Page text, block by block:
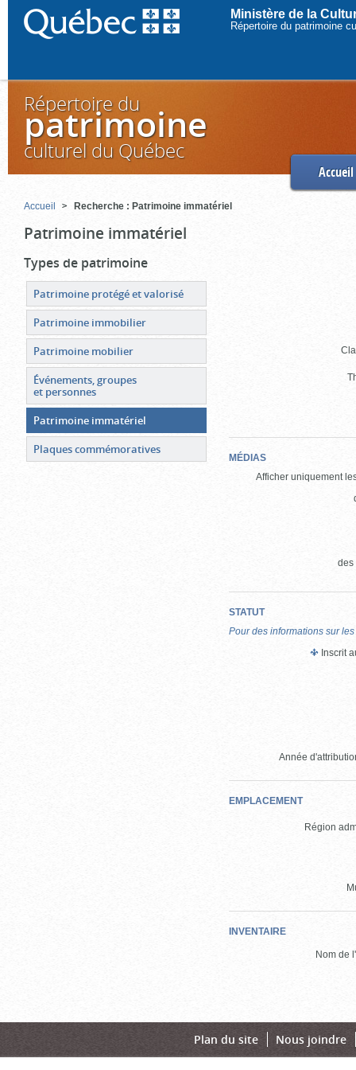
Ministère de la
Répertoire du patrimoine
Répertoire du
patrimoine
culturel du Québec
Accueil
Accueil Recherche : Patrimoine immatériel
Patrimoine immatériel
MÉDIAS
Afficher uniquement
des
STATUT
Pour des informations sur
Inscrit
Année
EMPLACEMENT
Région
INVENTAIRE
Nom de
Types de patrimoine
Patrimoine protégé et valorisé
Patrimoine immobilier
Patrimoine mobilier
Événements, groupes
et personnes
Patrimoine immatériel
Plaques commémoratives
Plan du site Nous joindre